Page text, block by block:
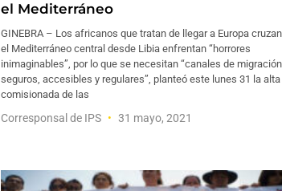
el Mediterráneo
GINEBRA – Los africanos que tratan de llegar a Europa
el Mediterráneo central desde Libia enfrentan “horrores
inimaginables”, por lo que se necesitan “canales de migración
seguros, accesibles y regulares”, planteó este lunes 31 la alta
comisionada de las
Corresponsal de IPS 31 mayo, 2021